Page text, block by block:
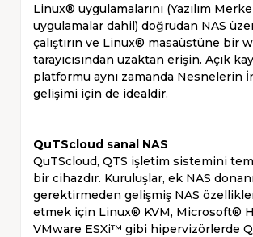
Linux® uygulamalarını (Yazılım
uygulamalar dahil) doğrudan NAS
çalıştırın ve Linux® masaüstüne bir
tarayıcısından uzaktan erişin. Açık
platformu aynı zamanda Nesnelerin
gelişimi için de idealdir.
QuTScloud sanal NAS
QuTScloud, QTS işletim sistemini
bir cihazdır. Kuruluşlar, ek NAS
gerektirmeden gelişmiş NAS
etmek için Linux® KVM, Microsoft®
VMware ESXi™ gibi hipervizörlerde